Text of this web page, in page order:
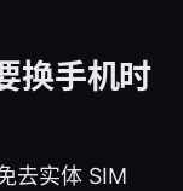
换手机时
去实体 SIM